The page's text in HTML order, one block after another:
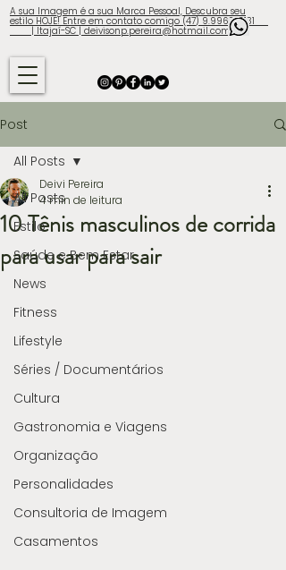
A sua Imagem é a sua Marca Pessoal, Descubra seu
estilo HOJE! Entre em contato comigo (47) 9.9960-3131
| Itajaí-SC | deivisonp.pereira@hotmail.com
Post
All Posts
Estilo
Saúde e Bem Estar
News
Fitness
Lifestyle
Séries / Documentários
Cultura
Gastronomia e Viagens
Organização
Personalidades
Consultoria de Imagem
Casamentos
All Posts
10 Tênis masculinos de corrida
para usar para sair
Deivi Pereira
4 min de leitura